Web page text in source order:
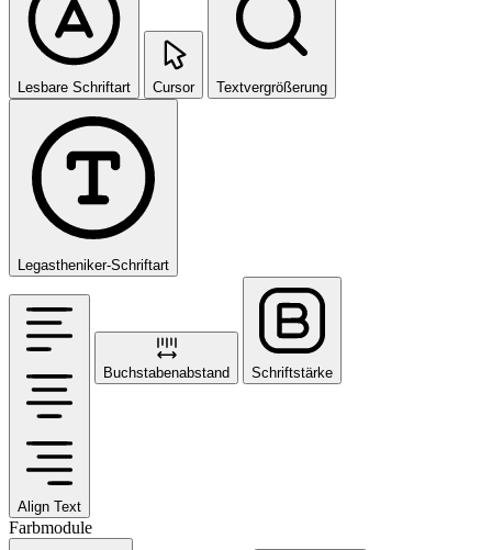
Lesbare Schriftart Cursor Textvergrößerung
Legastheniker-Schriftart
Align Text
Buchstabenabstand Schriftstärke
Farbmodule